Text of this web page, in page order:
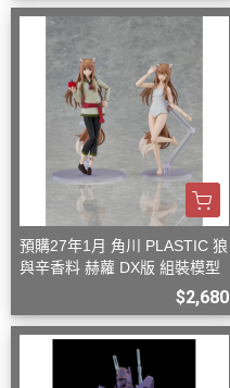
預購27年1月 角川 PLASTIC 狼
與辛香料 赫蘿 DX版 組裝模型
$2,680